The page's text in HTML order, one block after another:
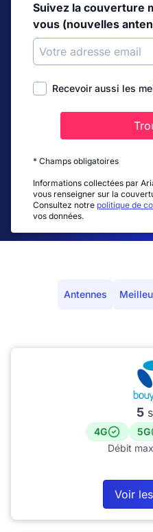
Suivez la couverture
vous (nouvelles
Recevoir aussi les
* Champs obligatoires
Informations collectées par
vous renseigner sur la
Consultez notre politique de
vos données.
Antennes
5
4G 5G
Débit
Voir